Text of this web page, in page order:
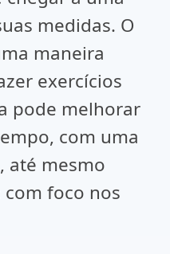
medidas. O
maneira
exercícios
pode melhorar
com uma
até mesmo
foco nos